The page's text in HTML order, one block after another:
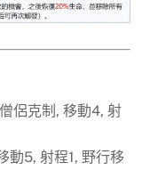
侶克制, 移動4, 射
動5, 射程1, 野行移